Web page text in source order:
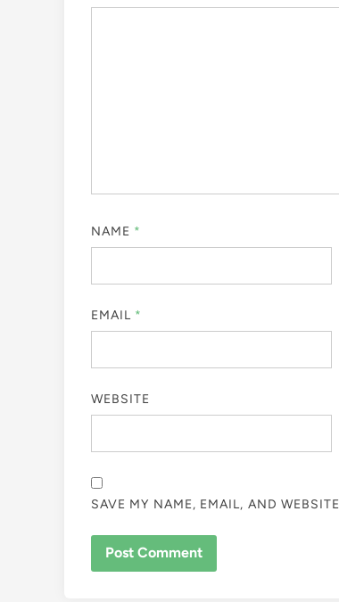
NAME *
EMAIL *
WEBSITE
SAVE MY NAME, EMAIL, AND